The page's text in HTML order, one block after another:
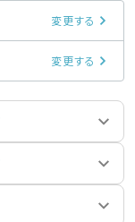
変更する
変更する